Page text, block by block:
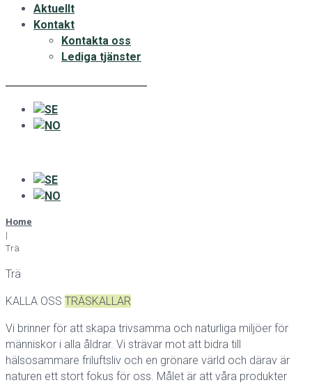
Aktuellt
Kontakt
Kontakta oss
Lediga tjänster
Home
|
Trä
Trä
KALLA OSS TRÄSKALLAR
Vi brinner för att skapa trivsamma och naturliga miljöer för
människor i alla åldrar. Vi strävar mot att bidra till
hälsosammare friluftsliv och en grönare värld och därav är
naturen ett stort fokus för oss. Målet är att våra produkter